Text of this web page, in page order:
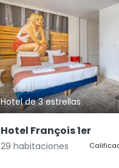
Hotel de 3 estrellas
Hotel François 1er
29 habitaciones